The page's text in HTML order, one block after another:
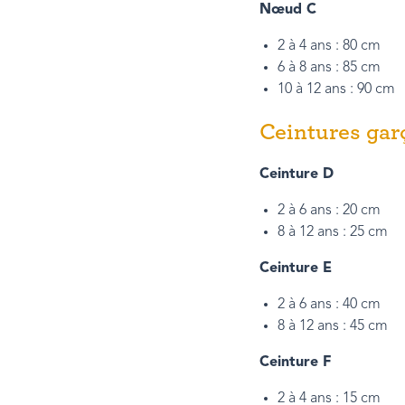
Nœud C
2 à 4 ans : 80 cm
6 à 8 ans : 85 cm
10 à 12 ans : 90 cm
Ceintures
Ceinture D
2 à 6 ans : 20 cm
8 à 12 ans : 25 cm
Ceinture E
2 à 6 ans : 40 cm
8 à 12 ans : 45 cm
Ceinture F
2 à 4 ans : 15 cm